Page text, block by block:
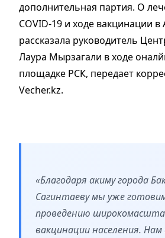
дополнительная партия. О
COVID-19 и ходе вакцинации
рассказала руководитель
Лаура Мырзагали в ходе
площадке РСК, передает
Vecher.kz.
«Благодаря акиму города
Сагинтаеву мы уже
проведению
вакцинации населения.